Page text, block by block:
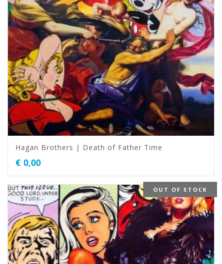
Hagan Brothers | Death of Father Time
€ 0,00
OUT OF STOCK